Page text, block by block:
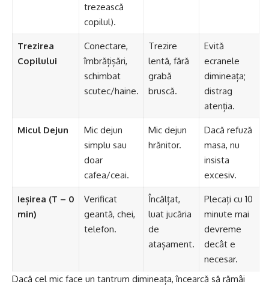
trezească
copilul).
Trezirea
Copilului
Conectare,
îmbrățișări,
schimbat
scutec/haine.
Trezire
lentă, fără
grabă
bruscă.
Evită
ecranele
dimineața;
distrag
atenția.
Micul Dejun
Mic dejun
simplu sau
doar
cafea/ceai.
Mic dejun
hrănitor.
Dacă refuză
masa, nu
insista
excesiv.
Ieșirea (T – 0
min)
Verificat
geantă, chei,
telefon.
Încălțat,
luat jucăria
de
atașament.
Plecați cu 10
minute mai
devreme
decât e
necesar.
Dacă cel mic face un tantrum dimineața, încearcă să rămâi